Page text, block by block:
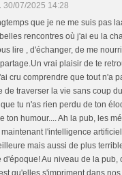
30/07/2025 14:28
que je ne me suis pas
rencontres où j'ai eu la
lire , d'échanger, de me
vrai plaisir de te
cru comprendre que tout n'a
de traverser la vie sans coup
tu n'as rien perdu de ton
ton humour.... Ah la pub, les
l'intelligence
mais aussi de plus
d'époque! Au niveau de la pub,
qu'elles s'impriment dans